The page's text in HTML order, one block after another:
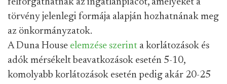
felforgathatnák az ingatlanpiacot, amelyeket a
törvény jelenlegi formája alapján hozhatnának meg
az önkormányzatok.
A Duna House elemzése szerint a korlátozások és
adók mérsékelt beavatkozások esetén 5-10,
komolyabb korlátozások esetén pedig akár 20-25